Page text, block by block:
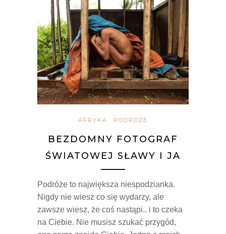
AFRYKA PODRÓŻE
BEZDOMNY FOTOGRAF
ŚWIATOWEJ SŁAWY I JA
Podróże to największa niespodzianka.
Nigdy nie wiesz co się wydarzy, ale
zawsze wiesz, że coś nastąpi.. i to czeka
na Ciebie. Nie musisz szukać przygód,